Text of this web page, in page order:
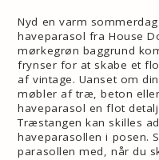
Nyd en varm
haveparasol fra House
mørkegrøn baggrund
frynser for at skabe et
af vintage. Uanset om
møbler af træ, beton
haveparasol en flot
Træstangen kan skilles
haveparasollen i posen.
parasollen med, når du